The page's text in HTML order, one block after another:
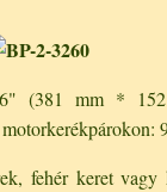
(381 mm * 152
fehér keret